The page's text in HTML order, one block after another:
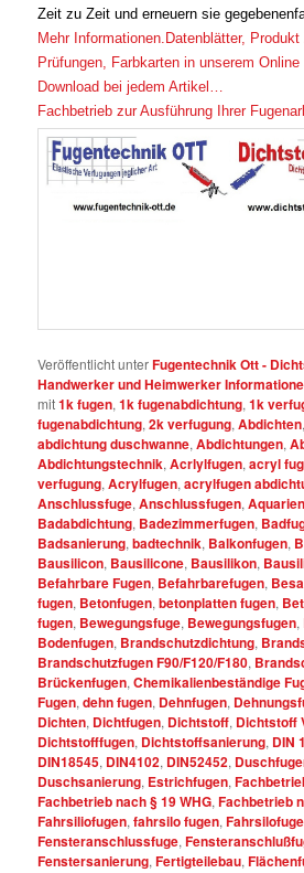
Zeit zu Zeit und erneuern sie
Mehr Informationen.Datenblätter,
Prüfungen, Farbkarten in unserem
Download bei jedem Artikel…
Fachbetrieb zur Ausführung Ihrer
Veröffentlicht unterFugentechnik Ott -
Handwerker und Heimwerker
mit1k fugen,1k fugenabdichtung,1k
fugenabdichtung,2k verfugung,Abdichten
abdichtung duschwanne,Abdichtungen,
Abdichtungstechnik,Acrlylfugen,acryl
verfugung,Acrylfugen,acrylfugen
Anschlussfuge,Anschlussfugen,
Badabdichtung, Badezimmerfugen,
Badsanierung,badtechnik, Balkonfugen,
Bausilicon, Bausilicone, Bausilikon,
Befahrbare Fugen, Befahrbarefugen,
fugen, Betonfugen,betonplatten fugen,
fugen, Bewegungsfuge, Bewegungsfugen,
Bodenfugen, Brandschutzdichtung,
Brandschutzfugen F90/F120/F180,
Brückenfugen,Chemikalienbeständige
Fugen,dehn fugen, Dehnfugen,
Dichten, Dichtfugen, Dichtstoff, Dichtstoff
Dichtstofffugen, Dichtstoffsanierung, DIN
DIN18545, DIN4102, DIN52452,
Duschsanierung, Estrichfugen,
Fachbetrieb nach § 19 WHG,Fachbetrieb
Fahrsiliofugen,fahrsilo fugen,
Fensteranschlussfuge,
Fenstersanierung,Fertigteilebau,